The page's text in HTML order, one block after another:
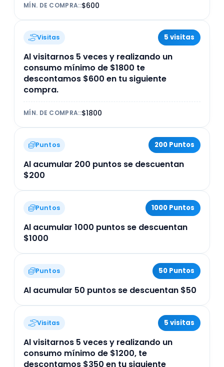
MÍN. DE COMPRA::$600
Visitas 5 visitas
Al visitarnos 5 veces y realizando un
consumo mínimo de $1800 te
descontamos $600 en tu siguiente
compra.
MÍN. DE COMPRA::$1800
Puntos 200 Puntos
Al acumular 200 puntos se descuentan
$200
Puntos 1000 Puntos
Al acumular 1000 puntos se descuentan
$1000
Puntos 50 Puntos
Al acumular 50 puntos se descuentan $50
Visitas 5 visitas
Al visitarnos 5 veces y realizando un
consumo mínimo de $1200, te
descontamos $350 en tu siguiente